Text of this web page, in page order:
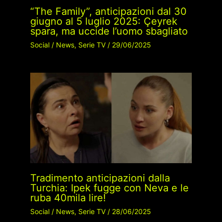
“The Family”, anticipazioni dal 30
giugno al 5 luglio 2025: Çeyrek
spara, ma uccide l’uomo sbagliato
Social/ News, Serie TV/ 29/06/2025
Tradimento anticipazioni dalla
Turchia: Ipek fugge con Neva e le
ruba 40mila lire!
Social/ News, Serie TV/ 28/06/2025